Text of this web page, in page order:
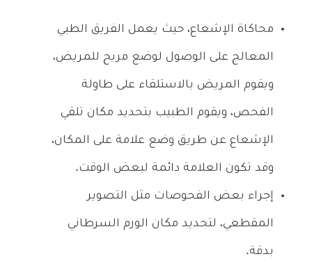
محاكاة الإشعاع، حيث يعمل الفريق الطبي
المعالج على الوصول لوضع مريح للمريض،
ويقوم المريض بالاستلقاء على طاولة
الفحص، ويقوم الطبيب بتحديد مكان تلقي
الإشعاع عن طريق وضع علامة على المكان،
وقد تكون العلامة دائمة لبعض الوقت.
إجراء بعض الفحوصات مثل التصوير
المقطعي، لتحديد مكان الورم السرطاني
بدقة.